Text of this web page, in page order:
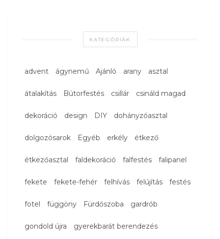
KATEGÓRIÁK
advent ágynemű Ajánló arany asztal
átalakítás Bútorfestés csillár csináld magad
dekoráció design DIY dohányzóasztal
dolgozósarok Egyéb erkély étkező
étkezőasztal faldekoráció falfestés falipanel
fekete fekete-fehér felhívás felújítás festés
fotel függöny Fürdőszoba gardrób
gondold újra gyerekbarát berendezés